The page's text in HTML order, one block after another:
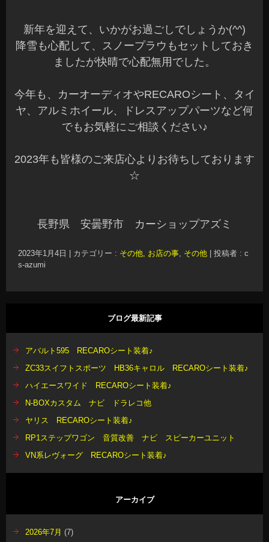
新年を迎えて、いかがお過ごしでしょうか(^^)
降雪も心配して、スノープラウもセットしておき
ましたが快晴で心配無用でした。
今年も、カーオーディオやRECAROシート、タイ
ヤ、アルミホイール、ドレスアップパーツなど何
でもお気軽にご相談ください♪
2023年も皆様のご来店心よりお待ちしております
☆
長野県 安曇野市 カーショップアズミ
2023年1月4日 カテゴリー : その他, お店の事, その他
投稿者 : c
s-azumi
ブログ最新記事
アバルト595 RECAROシート装着♪
ZC33スイフトスポーツ HB36キャロル RECAROシート装着♪
ハイエースワイド RECAROシート装着♪
N-BOXカスタム ナビ ドラレコ他
ヤリス RECAROシート装着♪
RP1ステップワゴン 音質改善 ナビ スピーカーユニット
VN系レヴォーグ RECAROシート装着♪
アーカイブ
2026年7月 (7)